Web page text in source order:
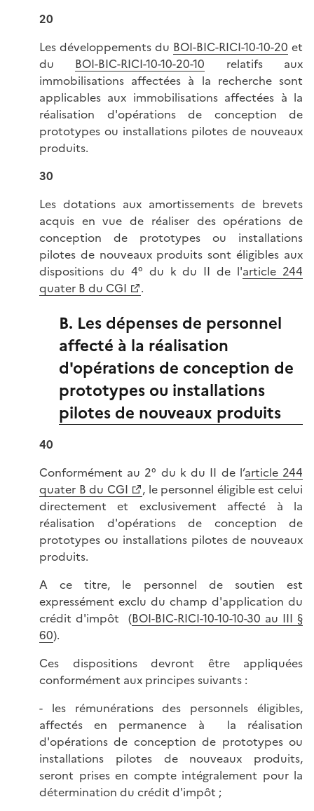
20
Les développements du BOI-BIC-RICI-10-10-20 et
du BOI-BIC-RICI-10-10-20-10 relatifs aux
immobilisations affectées à la recherche sont
applicables aux immobilisations affectées à la
réalisation d'opérations de conception de
prototypes ou installations pilotes de nouveaux
produits.
30
Les dotations aux amortissements de brevets
acquis en vue de réaliser des opérations de
conception de prototypes ou installations
pilotes de nouveaux produits sont éligibles aux
dispositions du 4° du k du II de l'article 244
quater B du CGI
.
B. Les dépenses de personnel
affecté à la réalisation
d'opérations de conception de
prototypes ou installations
pilotes de nouveaux produits
40
Conformément au 2° du k du II de l’article 244
quater B du CGI
, le personnel éligible est celui
directement et exclusivement affecté à la
réalisation d'opérations de conception de
prototypes ou installations pilotes de nouveaux
produits.
A ce titre, le personnel de soutien est
expressément exclu du champ d'application du
crédit d'impôt (BOI-BIC-RICI-10-10-10-30 au III §
60).
Ces dispositions devront être appliquées
conformément aux principes suivants :
- les rémunérations des personnels éligibles,
affectés en permanence à la réalisation
d'opérations de conception de prototypes ou
installations pilotes de nouveaux produits,
seront prises en compte intégralement pour la
détermination du crédit d'impôt ;